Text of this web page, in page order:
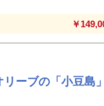
￥
リーブの「小豆島